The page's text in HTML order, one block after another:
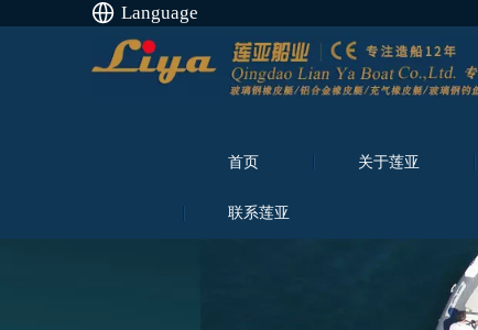
Language
首页 关于莲亚
联系莲亚